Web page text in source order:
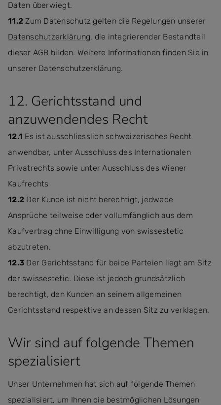
Daten überwiegt.
11.2 Zum Datenschutz gelten die Regelungen unserer
Datenschutzerklärung, die integrierender Bestandteil
dieser AGB bilden. Weitere Informationen finden Sie in
unserer Datenschutzerklärung.
12. Gerichtsstand und
anzuwendendes Recht
12.1 Es ist ausschliesslich schweizerisches Recht
anwendbar, unter Ausschluss des Internationalen
Privatrechts sowie unter Ausschluss des Wiener
Kaufrechts
12.2 Der Kunde ist nicht berechtigt, jedwede
Ansprüche teilweise oder vollumfänglich aus dem
Kaufvertrag ohne Einwilligung von swissestetic
abzutreten.
12.3 Der Gerichtsstand für beide Parteien liegt am Sitz
der swissestetic. Diese ist jedoch grundsätzlich
berechtigt, den Kunden an seinem allgemeinen
Gerichtsstand respektive an dessen Sitz zu verklagen.
Wir sind auf folgende Themen
spezialisiert
Unser Unternehmen hat sich auf folgende Themen
spezialisiert, um Ihnen die bestmöglichen Lösungen